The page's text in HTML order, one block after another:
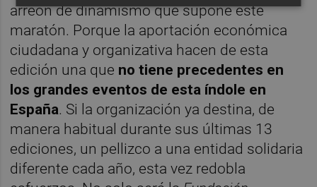
arreón de dinamismo que supone este
maratón. Porque la aportación económica
ciudadana y organizativa hacen de esta
edición una que no tiene precedentes en
los grandes eventos de esta índole en
España. Si la organización ya destina, de
manera habitual durante sus últimas 13
ediciones, un pellizco a una entidad solidaria
diferente cada año, esta vez redobla